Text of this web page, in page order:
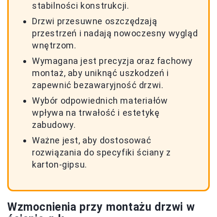
stabilności konstrukcji.
Drzwi przesuwne oszczędzają
przestrzeń i nadają nowoczesny wygląd
wnętrzom.
Wymagana jest precyzja oraz fachowy
montaż, aby uniknąć uszkodzeń i
zapewnić bezawaryjność drzwi.
Wybór odpowiednich materiałów
wpływa na trwałość i estetykę
zabudowy.
Ważne jest, aby dostosować
rozwiązania do specyfiki ściany z
karton-gipsu.
Wzmocnienia przy montażu drzwi w